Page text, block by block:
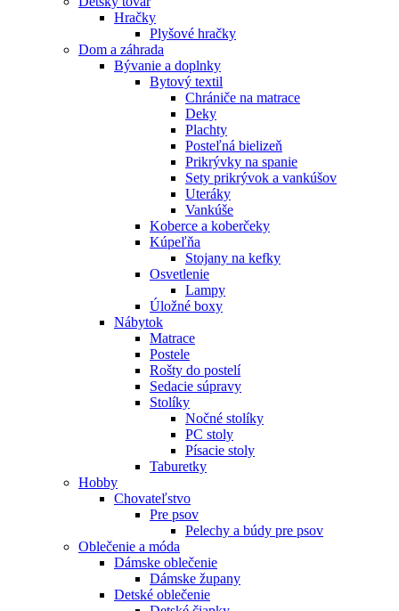
Hračky
Plyšové hračky
Dom a záhrada
Bývanie a doplnky
Bytový textil
Chrániče na matrace
Deky
Plachty
Posteľná bielizeň
Prikrývky na spanie
Sety prikrývok a vankúšov
Uteráky
Vankúše
Koberce a koberčeky
Kúpeľňa
Stojany na kefky
Osvetlenie
Lampy
Úložné boxy
Nábytok
Matrace
Postele
Rošty do postelí
Sedacie súpravy
Stolíky
Nočné stolíky
PC stoly
Písacie stoly
Taburetky
Hobby
Chovateľstvo
Pre psov
Pelechy a búdy pre psov
Oblečenie a móda
Dámske oblečenie
Dámske župany
Detské oblečenie